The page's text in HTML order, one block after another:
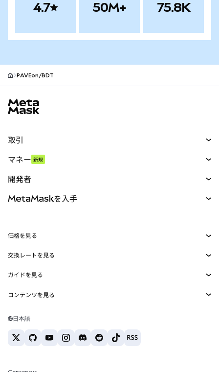
4.7 50M+ 75.8K
PAVEon/BDT
取引
パーペチュアル
RWA
マネー 新規
開発者
MetaMask Connect
Snaps
Web3サービス
MetaMaskを入手
セキュリティ
サポート
キャリア
お問い合わせ
価格を見る
イーサリアムの価格
Solanaの価格
Tetherの価格
交換レートを見る
ETH→USD
USDT→INR
BTC→INR
ETH→USDT
ガイドを見る
ETHの購入
USDTの購入
コンテンツを見る
Solanaウォレット
日本語